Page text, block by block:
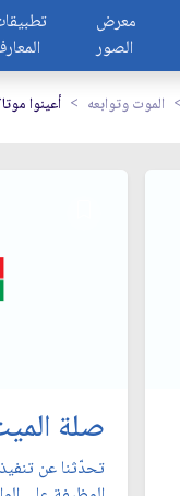
معرض
الصور
الموت وتوابعه أعينوا
صلة
تحدّثنا عن